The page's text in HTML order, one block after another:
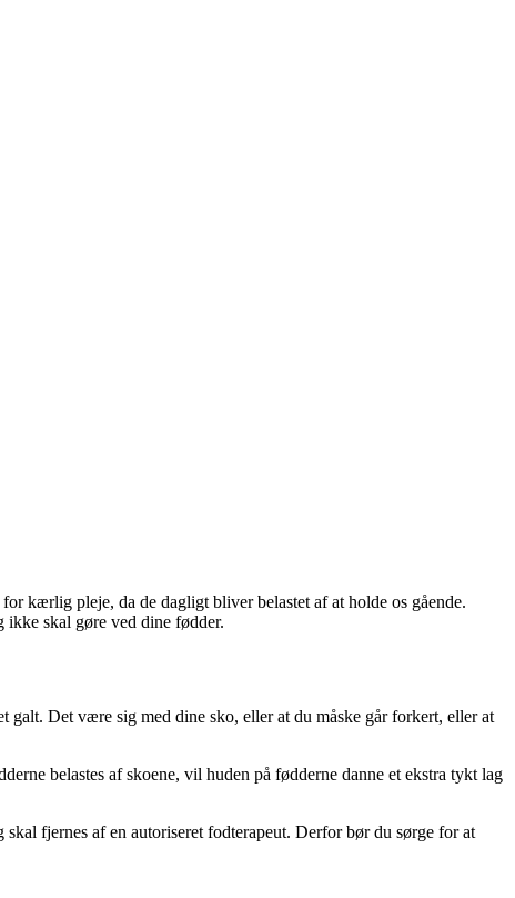
kærlig pleje, da de dagligt bliver belastet af at holde os gående.
skal gøre ved dine fødder.
Det være sig med dine sko, eller at du måske går forkert, eller at
belastes af skoene, vil huden på fødderne danne et ekstra tykt lag
fjernes af en autoriseret fodterapeut. Derfor bør du sørge for at